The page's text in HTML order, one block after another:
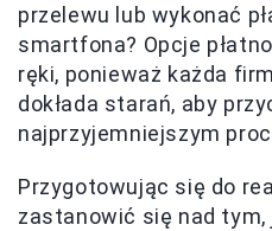
przelewu lub wykonać
smartfona? Opcje
ręki, ponieważ każda
dokłada starań, aby
najprzyjemniejszym
Przygotowując się do
zastanowić się nad tym,